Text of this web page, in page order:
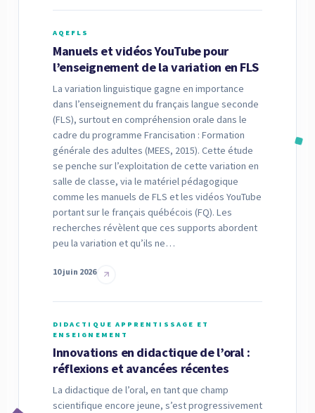
AQEFLS
Manuels et vidéos YouTube pour
l’enseignement de la variation en FLS
La variation linguistique gagne en importance
dans l’enseignement du français langue seconde
(FLS), surtout en compréhension orale dans le
cadre du programme Francisation : Formation
générale des adultes (MEES, 2015). Cette étude
se penche sur l’exploitation de cette variation en
salle de classe, via le matériel pédagogique
comme les manuels de FLS et les vidéos YouTube
portant sur le français québécois (FQ). Les
recherches révèlent que ces supports abordent
peu la variation et qu’ils ne…
10 juin 2026
DIDACTIQUE APPRENTISSAGE ET
ENSEIGNEMENT
Innovations en didactique de l’oral :
réflexions et avancées récentes
La didactique de l’oral, en tant que champ
scientifique encore jeune, s’est progressivement